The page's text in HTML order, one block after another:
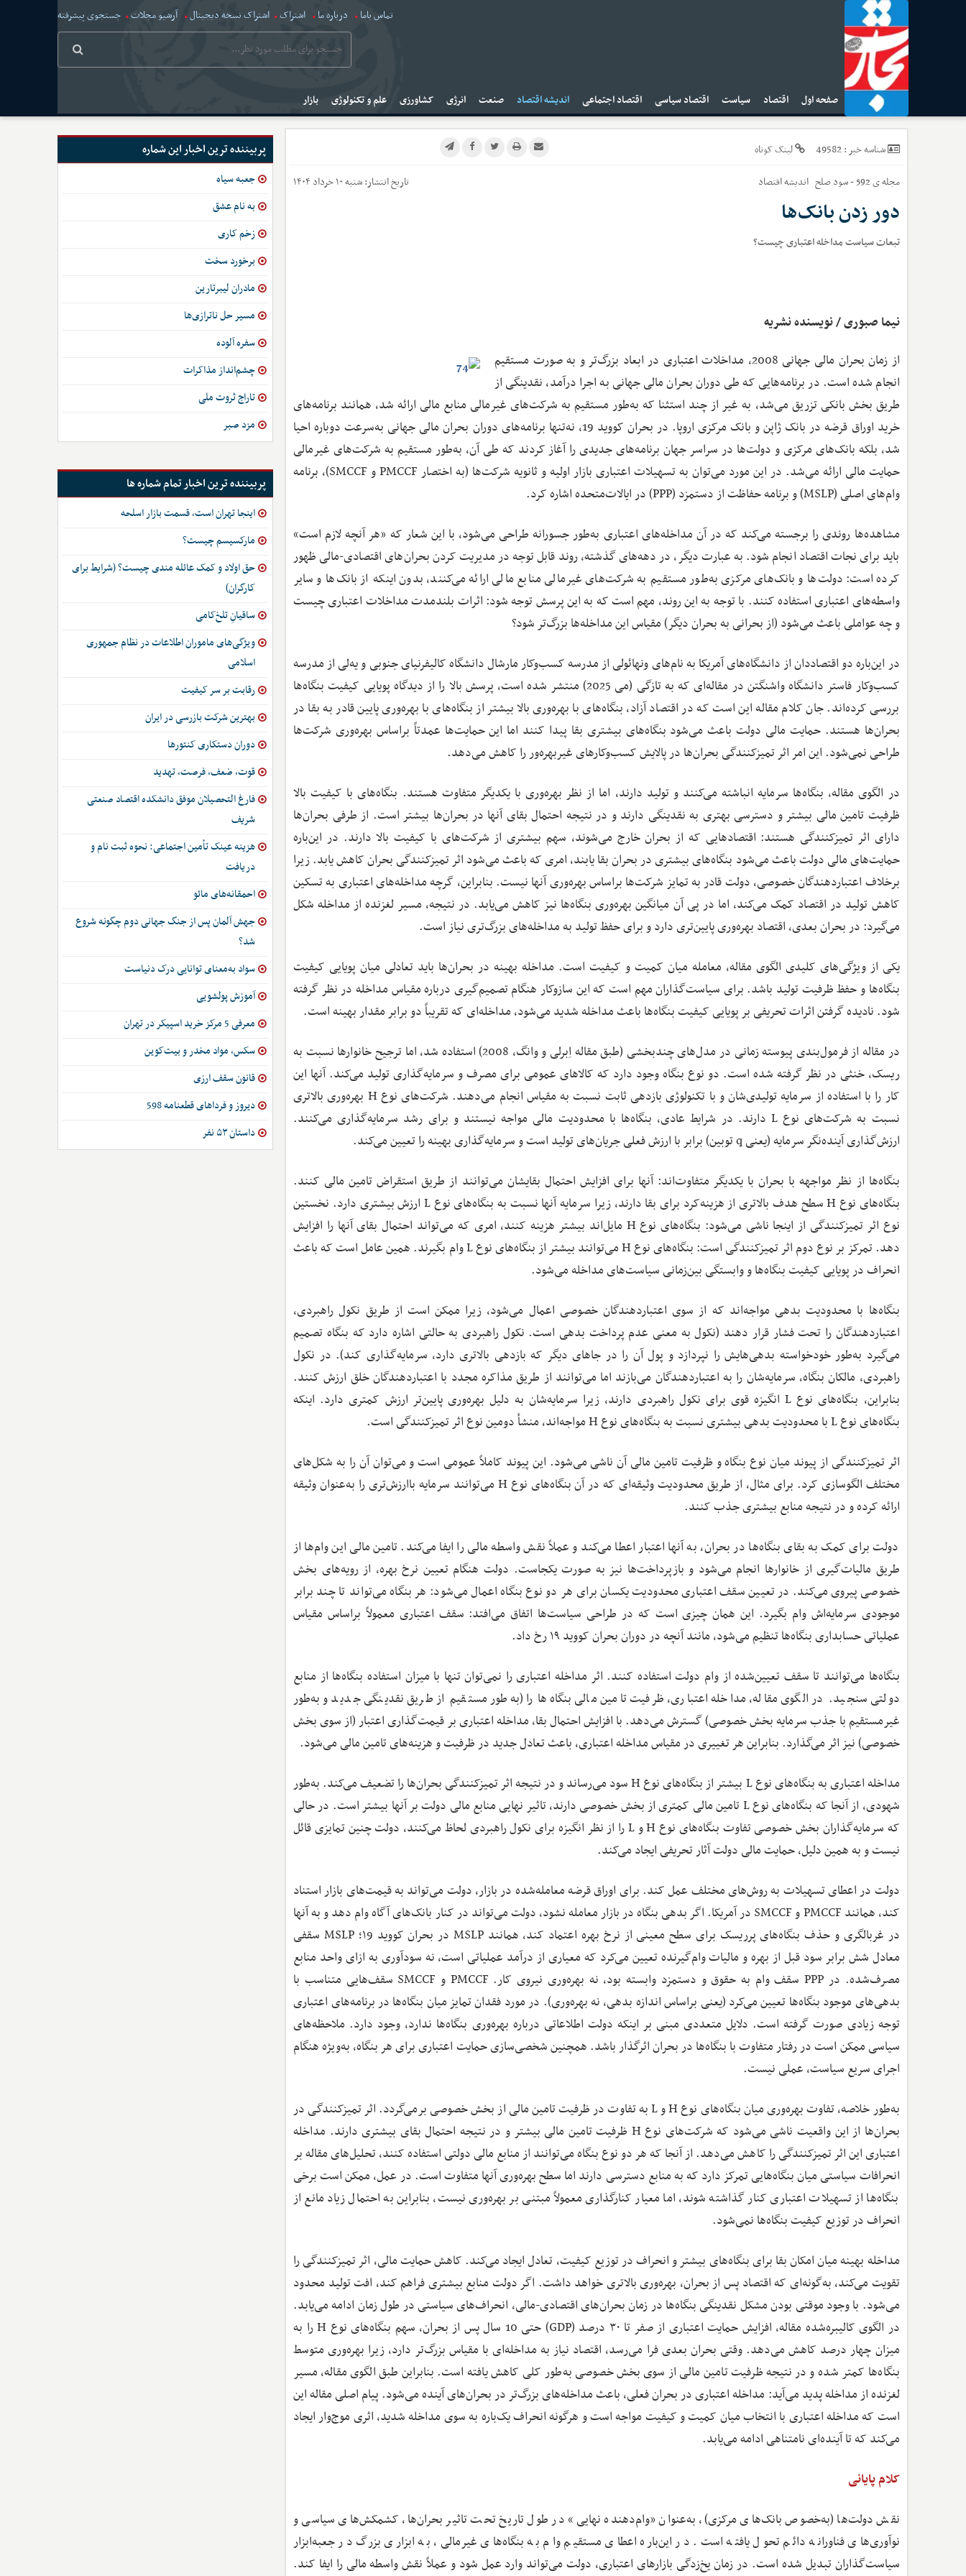
تماس باما درباره ما اشتراک اشتراک نسخه دیجیتال آرشیو مجلات جستجوی پیشرفته
صفحه اول اقتصاد سیاست اقتصاد سیاسی اقتصاد اجتماعی اندیشه اقتصاد صنعت انرژی کشاورزی علم و تکنولوژی بازار
شناسه خبر :49582
لینک کوتاه
مجله ی 592 - سود صلح
اندیشه اقتصاد تاریخ انتشار:شنبه ۱۰ خرداد ۱۴۰۴
دور زدن بانک‌ها
تبعات سیاست مداخله اعتباری چیست؟
نیما صبوری / نویسنده نشریه
از زمان بحران مالی جهانی 2008، مداخلات اعتباری در ابعاد بزرگ‌تر و به صورت مستقیم
انجام شده است. در برنامه‌هایی که طی دوران بحران مالی جهانی به اجرا درآمد، نقدینگی از
طریق بخش بانکی تزریق می‌شد، به غیر از چند استثنا که به‌طور مستقیم به شرکت‌های غیرمالی منابع مالی ارائه شد، همانند برنامه‌های
خرید اوراق قرضه در بانک ژاپن و بانک مرکزی اروپا. در بحران کووید 19، نه‌تنها برنامه‌های دوران بحران مالی جهانی به‌سرعت دوباره احیا
شد، بلکه بانک‌های مرکزی و دولت‌ها در سراسر جهان برنامه‌های جدیدی را آغاز کردند که طی آن، به‌طور مستقیم به شرکت‌های غیرمالی
حمایت مالی ارائه می‌شد. در این مورد می‌توان به تسهیلات اعتباری بازار اولیه و ثانویه شرکت‌ها (به اختصار PMCCF و SMCCF)، برنامه
وام‌های اصلی (MSLP) و برنامه حفاظت از دستمزد (PPP) در ایالات‌متحده اشاره کرد.
مشاهده‌ها روندی را برجسته می‌کند که در آن مداخله‌های اعتباری به‌طور جسورانه طراحی می‌شود، با این شعار که «هر آنچه لازم است»
باید برای نجات اقتصاد انجام شود. به عبارت دیگر، در دهه‌های گذشته، روند قابل توجه در مدیریت کردن بحران‌های اقتصادی-مالی ظهور
کرده است: دولت‌ها و بانک‌های مرکزی به‌طور مستقیم به شرکت‌های غیرمالی منابع مالی ارائه می‌کنند، بدون اینکه از بانک‌ها و سایر
واسطه‌های اعتباری استفاده کنند. با توجه به این روند، مهم است که به این پرسش توجه شود: اثرات بلندمدت مداخلات اعتباری چیست
و چه عواملی باعث می‌شود (از بحرانی به بحران دیگر) مقیاس این مداخله‌ها بزرگ‌تر شود؟
در این‌باره دو اقتصاددان از دانشگاه‌های آمریکا به نام‌های ونهائولی از مدرسه کسب‌وکار مارشال دانشگاه کالیفرنیای جنوبی و یه‌لی از مدرسه
کسب‌وکار فاستر دانشگاه واشنگتن در مقاله‌ای که به تازگی (می 2025) منتشر شده است، پرسش بالا را از دیدگاه پویایی کیفیت بنگاه‌ها
بررسی کرده‌اند. جان کلام مقاله این است که در اقتصاد آزاد، بنگاه‌های با بهره‌وری بالا بیشتر از بنگاه‌های با بهره‌وری پایین قادر به بقا در
بحران‌ها هستند. حمایت مالی دولت باعث می‌شود بنگاه‌های بیشتری بقا پیدا کنند اما این حمایت‌ها عمدتاً براساس بهره‌وری شرکت‌ها
طراحی نمی‌شود. این امر اثر تمیزکنندگی بحران‌ها در پالایش کسب‌وکارهای غیربهره‌ور را کاهش می‌دهد.
در الگوی مقاله، بنگاه‌ها سرمایه انباشته می‌کنند و تولید دارند، اما از نظر بهره‌وری با یکدیگر متفاوت هستند. بنگاه‌های با کیفیت بالا
ظرفیت تامین مالی بیشتر و دسترسی بهتری به نقدینگی دارند و در نتیجه احتمال بقای آنها در بحران‌ها بیشتر است. از طرفی بحران‌ها
دارای اثر تمیزکنندگی هستند: اقتصادهایی که از بحران خارج می‌شوند، سهم بیشتری از شرکت‌های با کیفیت بالا دارند. در این‌باره
حمایت‌های مالی دولت باعث می‌شود بنگاه‌های بیشتری در بحران بقا یابند، امری که باعث می‌شود اثر تمیزکنندگی بحران کاهش یابد. زیرا
برخلاف اعتباردهندگان خصوصی، دولت قادر به تمایز شرکت‌ها براساس بهره‌وری آنها نیست. بنابراین، گرچه مداخله‌های اعتباری به تسکین
کاهش تولید در اقتصاد کمک می‌کند، اما در پی آن میانگین بهره‌وری بنگاه‌ها نیز کاهش می‌یابد. در نتیجه، مسیر لغزنده از مداخله شکل
می‌گیرد: در بحران بعدی، اقتصاد بهره‌وری پایین‌تری دارد و برای حفظ تولید به مداخله‌های بزرگ‌تری نیاز است.
یکی از ویژگی‌های کلیدی الگوی مقاله، معامله میان کمیت و کیفیت است. مداخله بهینه در بحران‌ها باید تعادلی میان پویایی کیفیت
بنگاه‌ها و حفظ ظرفیت تولید باشد. برای سیاست‌گذاران مهم است که این سازوکار هنگام تصمیم‌گیری درباره مقیاس مداخله در نظر گرفته
شود. نادیده گرفتن اثرات تحریفی بر پویایی کیفیت بنگاه‌ها باعث مداخله شدید می‌شود، مداخله‌ای که تقریباً دو برابر مقدار بهینه است.
در مقاله از فرمول‌بندی پیوسته زمانی در مدل‌های چندبخشی (طبق مقاله اِبرلی و وانگ، 2008) استفاده شد، اما ترجیح خانوارها نسبت به
ریسک، خنثی در نظر گرفته شده است. دو نوع بنگاه وجود دارد که کالاهای عمومی برای مصرف و سرمایه‌گذاری تولید می‌کند. آنها این
کار را با استفاده از سرمایه تولیدی‌شان و با تکنولوژی بازدهی ثابت نسبت به مقیاس انجام می‌دهند. شرکت‌های نوع H بهره‌وری بالاتری
نسبت به شرکت‌های نوع L دارند. در شرایط عادی، بنگاه‌ها با محدودیت مالی مواجه نیستند و برای رشد سرمایه‌گذاری می‌کنند.
ارزش‌گذاری آینده‌نگر سرمایه (یعنی q توبین) برابر با ارزش فعلی جریان‌های تولید است و سرمایه‌گذاری بهینه را تعیین می‌کند.
بنگاه‌ها از نظر مواجهه با بحران با یکدیگر متفاوت‌اند: آنها برای افزایش احتمال بقایشان می‌توانند از طریق استقراض تامین مالی کنند.
بنگاه‌های نوع H سطح هدف بالاتری از هزینه‌کرد برای بقا دارند، زیرا سرمایه آنها نسبت به بنگاه‌های نوع L ارزش بیشتری دارد. نخستین
نوع اثر تمیزکنندگی از اینجا ناشی می‌شود: بنگاه‌های نوع H مایل‌اند بیشتر هزینه کنند، امری که می‌تواند احتمال بقای آنها را افزایش
دهد. تمرکز بر نوع دوم اثر تمیزکنندگی است: بنگاه‌های نوع H می‌توانند بیشتر از بنگاه‌های نوع L وام بگیرند. همین عامل است که باعث
انحراف در پویایی کیفیت بنگاه‌ها و وابستگی بین‌زمانی سیاست‌های مداخله می‌شود.
بنگاه‌ها با محدودیت بدهی مواجه‌اند که از سوی اعتباردهندگان خصوصی اعمال می‌شود، زیرا ممکن است از طریق نکول راهبردی،
اعتباردهندگان را تحت فشار قرار دهند (نکول به معنی عدم پرداخت بدهی است. نکول راهبردی به حالتی اشاره دارد که بنگاه تصمیم
می‌گیرد به‌طور خودخواسته بدهی‌هایش را نپردازد و پول آن را در جاهای دیگر که بازدهی بالاتری دارد، سرمایه‌گذاری کند). در نکول
راهبردی، مالکان بنگاه، سرمایه‌شان را به اعتباردهندگان می‌بازند اما می‌توانند از طریق مذاکره مجدد با اعتباردهندگان خلق ارزش کنند.
بنابراین، بنگاه‌های نوع L انگیزه قوی برای نکول راهبردی دارند، زیرا سرمایه‌شان به دلیل بهره‌وری پایین‌تر ارزش کمتری دارد. اینکه
بنگاه‌های نوع L با محدودیت بدهی بیشتری نسبت به بنگاه‌های نوع H مواجه‌اند، منشأ دومین نوع اثر تمیزکنندگی است.
اثر تمیزکنندگی از پیوند میان نوع بنگاه و ظرفیت تامین مالی آن ناشی می‌شود. این پیوند کاملاً عمومی است و می‌توان آن را به شکل‌های
مختلف الگو‌سازی کرد. برای مثال، از طریق محدودیت وثیقه‌ای که در آن بنگاه‌های نوع H می‌توانند سرمایه باارزش‌تری را به‌عنوان وثیقه
ارائه کرده و در نتیجه منابع بیشتری جذب کنند.
دولت برای کمک به بقای بنگاه‌ها در بحران، به آنها اعتبار اعطا می‌کند و عملاً نقش واسطه مالی را ایفا می‌کند. تامین مالی این وام‌ها از
طریق مالیات‌گیری از خانوارها انجام می‌شود و بازپرداخت‌ها نیز به صورت یکجاست. دولت هنگام تعیین نرخ بهره، از رویه‌های بخش
خصوصی پیروی می‌کند. در تعیین سقف اعتباری محدودیت یکسان برای هر دو نوع بنگاه اعمال می‌شود: هر بنگاه می‌تواند تا چند برابر
موجودی سرمایه‌‌اش وام بگیرد. این همان چیزی است که در طراحی سیاست‌ها اتفاق می‌افتد: سقف اعتباری معمولاً براساس مقیاس
عملیاتی حسابداری بنگاه‌ها تنظیم می‌شود، مانند آنچه در دوران بحران کووید ۱۹ رخ داد.
بنگاه‌ها می‌توانند تا سقف تعیین‌شده از وام دولت استفاده کنند. اثر مداخله اعتباری را نمی‌توان تنها با میزان استفاده بنگاه‌ها از منابع
دولتی سنجید. در الگوی مقاله، مداخله اعتباری، ظرفیت تامین مالی بنگاه‌ها را (به‌طور مستقیم از طریق نقدینگی جدید و به‌طور
غیرمستقیم با جذب سرمایه بخش خصوصی) گسترش می‌دهد. با افزایش احتمال بقا، مداخله اعتباری بر قیمت‌گذاری اعتبار (از سوی بخش
خصوصی) نیز اثر می‌گذارد. بنابراین هر تغییری در مقیاس مداخله اعتباری، باعث تعادل جدید در ظرفیت و هزینه‌های تامین مالی می‌شود.
مداخله اعتباری به بنگاه‌های نوع L بیشتر از بنگاه‌های نوع H سود می‌رساند و در نتیجه اثر تمیزکنندگی بحران‌ها را تضعیف می‌کند. به‌طور
شهودی، از آنجا که بنگاه‌های نوع L تامین مالی کمتری از بخش خصوصی دارند، تاثیر نهایی منابع مالی دولت بر آنها بیشتر است. در حالی
که سرمایه‌گذاران بخش خصوصی تفاوت بنگاه‌های نوع H و L را از نظر انگیزه برای نکول راهبردی لحاظ می‌کنند، دولت چنین تمایزی قائل
نیست و به همین دلیل، حمایت مالی دولت آثار تحریفی ایجاد می‌کند.
دولت در اعطای تسهیلات به روش‌های مختلف عمل کند. برای اوراق قرضه معامله‌شده در بازار، دولت می‌تواند به قیمت‌های بازار استناد
کند، همانند PMCCF و SMCCF در آمریکا. اگر بدهی بنگاه در بازار معامله نشود، دولت می‌تواند در کنار بانک‌های آگاه وام دهد و به آنها
در غربالگری و حذف بنگاه‌های پرریسک برای سطح معینی از نرخ بهره اعتماد کند، همانند MSLP در بحران کووید ۱9؛ MSLP سقفی
معادل شش برابر سود قبل از بهره و مالیات وام‌گیرنده تعیین می‌کرد که معیاری از درآمد عملیاتی است، نه سودآوری به ازای واحد منابع
مصرف‌شده. در PPP سقف وام به حقوق و دستمزد وابسته بود، نه بهره‌وری نیروی کار. PMCCF و SMCCF سقف‌هایی متناسب با
بدهی‌های موجود بنگاه‌ها تعیین می‌کرد (یعنی براساس اندازه بدهی، نه بهره‌وری). در مورد فقدان تمایز میان بنگاه‌ها در برنامه‌های اعتباری
توجه زیادی صورت گرفته است. دلایل متعددی مبنی بر اینکه دولت اطلاعاتی درباره بهره‌وری بنگاه‌ها ندارد، وجود دارد. ملاحظه‌های
سیاسی ممکن است در رفتار متفاوت با بنگاه‌ها در بحران اثرگذار باشد. همچنین شخصی‌سازی حمایت اعتباری برای هر بنگاه، به‌ویژه هنگام
اجرای سریع سیاست، عملی نیست.
به‌طور خلاصه، تفاوت بهره‌وری میان بنگاه‌های نوع H و L به تفاوت در ظرفیت تامین مالی از بخش خصوصی برمی‌گردد. اثر تمیزکنندگی در
بحران‌ها از این واقعیت ناشی می‌شود که شرکت‌های نوع H ظرفیت تامین مالی بیشتر و در نتیجه احتمال بقای بیشتری دارند. مداخله
اعتباری این اثر تمیزکنندگی را کاهش می‌دهد. از آنجا که هر دو نوع بنگاه می‌توانند از منابع مالی دولتی استفاده کنند، تحلیل‌های مقاله بر
انحرافات سیاستی میان بنگاه‌هایی تمرکز دارد که به منابع دسترسی دارند اما سطح بهره‌وری آنها متفاوت است. در عمل، ممکن است برخی
بنگاه‌ها از تسهیلات اعتباری کنار گذاشته شوند، اما معیار کنارگذاری معمولاً مبتنی بر بهره‌وری نیست، بنابراین به احتمال زیاد مانع از
انحراف در توزیع کیفیت بنگاه‌ها نمی‌شود.
مداخله بهینه میان امکان بقا برای بنگاه‌های بیشتر و انحراف در توزیع کیفیت، تعادل ایجاد می‌کند. کاهش حمایت مالی، اثر تمیزکنندگی را
تقویت می‌کند، به‌گونه‌ای که اقتصاد پس از بحران، بهره‌وری بالاتری خواهد داشت. اگر دولت منابع بیشتری فراهم کند، افت تولید محدود
می‌شود. با وجود موقتی بودن مشکل نقدینگی بنگاه‌ها در زمان بحران‌های اقتصادی-مالی، انحراف‌های سیاستی در طول زمان ادامه می‌یابد.
در الگوی کالیبره‌شده مقاله، افزایش حمایت اعتباری از صفر تا ۳۰ درصد (GDP) حتی 10 سال پس از بحران، سهم بنگاه‌های نوع H را به
میزان چهار درصد کاهش می‌دهد. وقتی بحران بعدی فرا می‌رسد، اقتصاد نیاز به مداخله‌ای با مقیاس بزرگ‌تر دارد، زیرا بهره‌وری متوسط
بنگاه‌ها کمتر شده و در نتیجه ظرفیت تامین مالی از سوی بخش خصوصی به‌طور کلی کاهش یافته است. بنابراین طبق الگوی مقاله، مسیر
لغزنده از مداخله پدید می‌آید: مداخله اعتباری در بحران فعلی، باعث مداخله‌های بزرگ‌تر در بحران‌های آینده می‌شود. پیام اصلی مقاله این
است که مداخله اعتباری با انتخاب میان کمیت و کیفیت مواجه است و هرگونه انحراف یک‌باره به سوی مداخله شدید، اثری موج‌وار ایجاد
می‌کند که تا آینده‌ای نامتناهی ادامه می‌یابد.
کلام پایانی
نقش دولت‌ها (به‌خصوص بانک‌های مرکزی)، به‌عنوان «وام‌دهنده نهایی» در طول تاریخ تحت تاثیر بحران‌ها، کشمکش‌های سیاسی و
نوآوری‌های فناورانه دائم تحول یافته است. در این‌باره اعطای مستقیم وام به بنگاه‌های غیرمالی، به ابزاری بزرگ در جعبه‌ابزار
سیاست‌گذاران تبدیل شده است. در زمان یخ‌زدگی بازارهای اعتباری، دولت می‌تواند وارد عمل شود و عملاً نقش واسطه مالی را ایفا کند.
پربیننده ترین اخبار این شماره
جعبه سیاه
به نام عشق
زخم‌ کاری
برخورد سخت
مادران لیبرتارین
مسیر حل ناترازی‌ها
سفره آلوده
چشم‌انداز مذاکرات
تاراج ثروت ملی
مزد صبر
پربیننده ترین اخبار تمام شماره ها
اینجا تهران است، قسمت بازار اسلحه
مارکسیسم چیست؟
حق اولاد و کمک عائله مندی چیست؟ (شرایط برای
کارگران)
ساقیانِ تلخ‌کامی
ویژگی‌های ماموران اطلاعات در نظام جمهوری
اسلامی
رقابت بر سر کیفیت
بهترین شرکت بازرسی در ایران
دوران دستکاری کنتورها
قوت، ضعف، فرصت، تهدید
فارغ التحصیلان موفق دانشکده اقتصاد صنعتی
شریف
هزینه عینک تأمین اجتماعی: نحوه ثبت نام و
دریافت
احمقانه‌های مائو
جهش آلمان پس از جنگ جهانی دوم چگونه شروع
شد؟
سواد به‌معنای توانایی درک دنیاست
آموزش پولشویی
معرفی 5 مرکز خرید اسپیکر در تهران
سکس، مواد مخدر و بیت‌کوین
قانون سقف ارزی
دیروز و فرداهای قطعنامه 598
داستان ۵۳ نفر